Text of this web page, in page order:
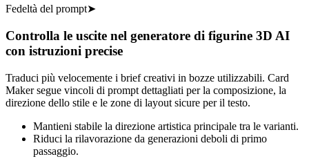
Fedeltà del prompt➤
Controlla le uscite nel generatore di figurine 3D AI
con istruzioni precise
Traduci più velocemente i brief creativi in bozze utilizzabili. Card
Maker segue vincoli di prompt dettagliati per la composizione, la
direzione dello stile e le zone di layout sicure per il testo.
Mantieni stabile la direzione artistica principale tra le varianti.
Riduci la rilavorazione da generazioni deboli di primo
passaggio.